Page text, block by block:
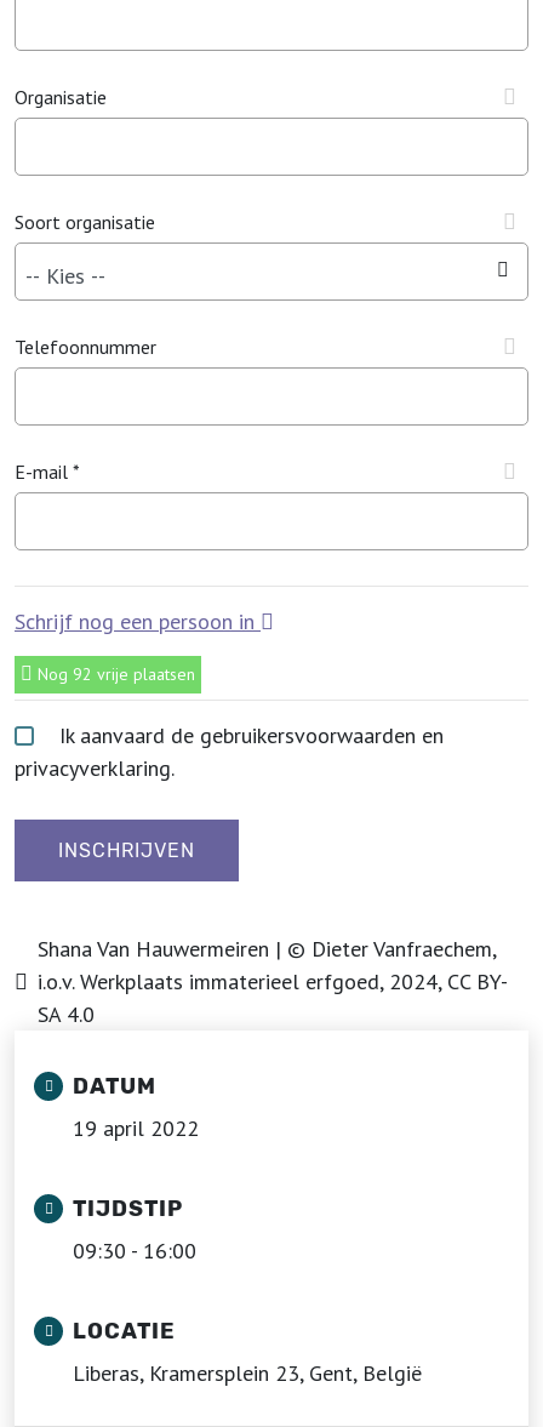
Organisatie
Soort organisatie
Telefoonnummer
E-mail *
Schrijf nog een persoon in
Nog 92 vrije plaatsen
Ik aanvaard de gebruikersvoorwaarden en
privacyverklaring.
Shana Van Hauwermeiren | © Dieter Vanfraechem,
i.o.v. Werkplaats immaterieel erfgoed, 2024, CC BY-
SA 4.0
DATUM
19 april 2022
TIJDSTIP
09:30 - 16:00
LOCATIE
Liberas, Kramersplein 23, Gent, België